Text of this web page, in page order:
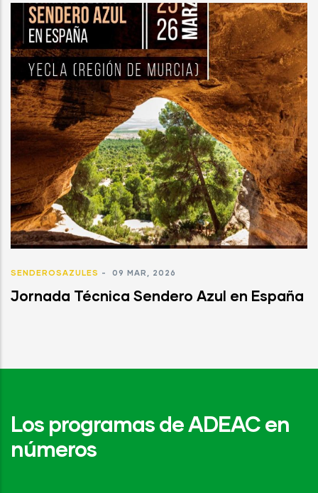
SENDEROSAZULES - 09 MAR, 2026
Jornada Técnica Sendero Azul en España
Los programas de ADEAC en
números